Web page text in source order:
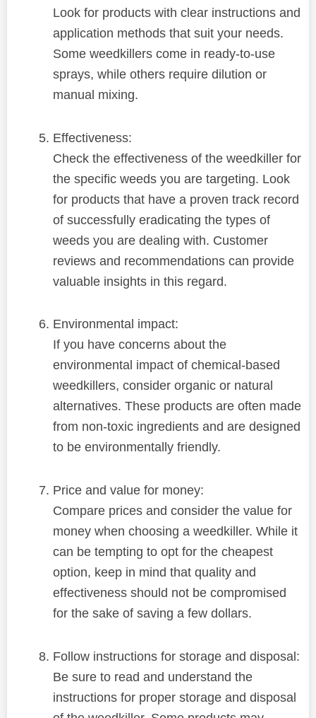
Look for products with clear instructions and
application methods that suit your needs.
Some weedkillers come in ready-to-use
sprays, while others require dilution or
manual mixing.
Effectiveness:
Check the effectiveness of the weedkiller for
the specific weeds you are targeting. Look
for products that have a proven track record
of successfully eradicating the types of
weeds you are dealing with. Customer
reviews and recommendations can provide
valuable insights in this regard.
Environmental impact:
If you have concerns about the
environmental impact of chemical-based
weedkillers, consider organic or natural
alternatives. These products are often made
from non-toxic ingredients and are designed
to be environmentally friendly.
Price and value for money:
Compare prices and consider the value for
money when choosing a weedkiller. While it
can be tempting to opt for the cheapest
option, keep in mind that quality and
effectiveness should not be compromised
for the sake of saving a few dollars.
Follow instructions for storage and disposal:
Be sure to read and understand the
instructions for proper storage and disposal